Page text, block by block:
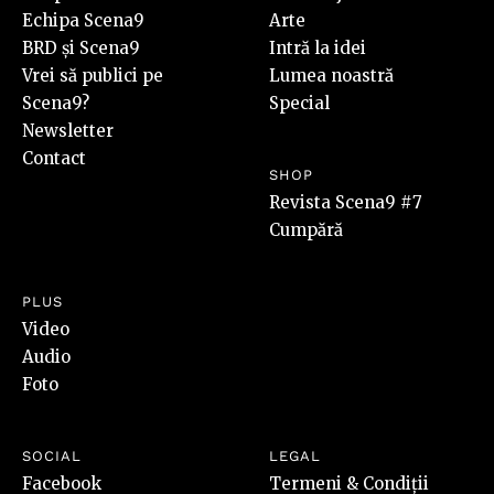
Echipa Scena9
BRD și Scena9
Vrei să publici pe
Scena9?
Newsletter
Contact
Arte
Intră la idei
Lumea noastră
Special
SHOP
Revista Scena9 #7
Cumpără
PLUS
Video
Audio
Foto
SOCIAL
Facebook
LEGAL
Termeni & Condiții